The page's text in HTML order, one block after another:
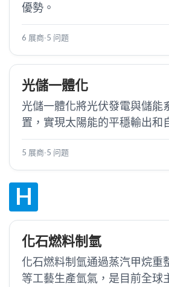
優勢。
6 展商·5 问题
光儲一體化
光儲一體化將光伏發電與儲能
置，實現太陽能的平穩輸出和
5 展商·5 问题
H
化石燃料制氫
化石燃料制氫通過蒸汽甲烷重
等工藝生產氫氣，是目前全球